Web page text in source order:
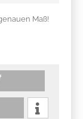
Maß!